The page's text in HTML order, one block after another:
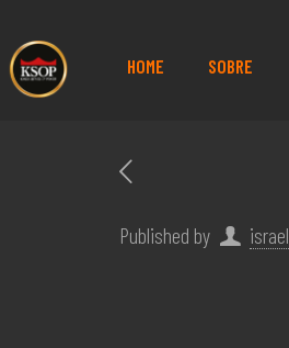
HOME SOBRE
Published by israel